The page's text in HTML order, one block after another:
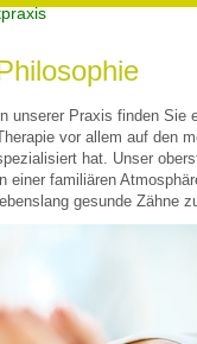
Leistungen
In unserer Praxis finden Sie
Therapie vor allem auf den
hat. Unser
einer familiären
lebenslang gesunde Zähne